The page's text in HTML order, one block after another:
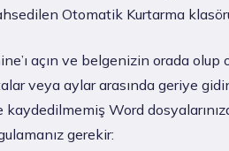
Otomatik Kurtarma
açın ve belgenizin orada
veya aylar arasında geriye
Word
gerekir: